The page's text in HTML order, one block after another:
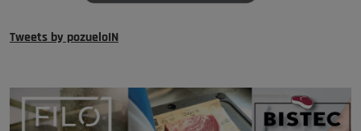
Tweets by pozueloIN